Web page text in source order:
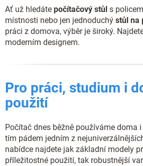
u
Ať už hledáte počítačový stůl s
místnosti nebo jen jednoduchý stůl na
práci z domova, výběr je široký.
moderním designem.
Pro práci, studium i
použití
Počítač dnes běžně používáme doma
tím pádem jedním z
nabídce najdete jak základní modely
příležitostné použití, tak robustnější